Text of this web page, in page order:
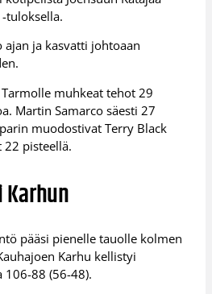
tuloksella.
ja kasvatti johtoaan
muhkeat tehot 29
Martin Samarco säesti 27
muodostivat Terry Black
22 pisteellä.
pääsi pienelle tauolle kolmen
Karhu kellistyi
106-88 (56-48).